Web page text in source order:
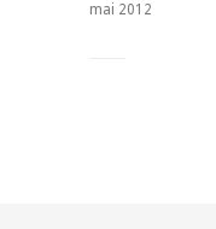
mai 2012